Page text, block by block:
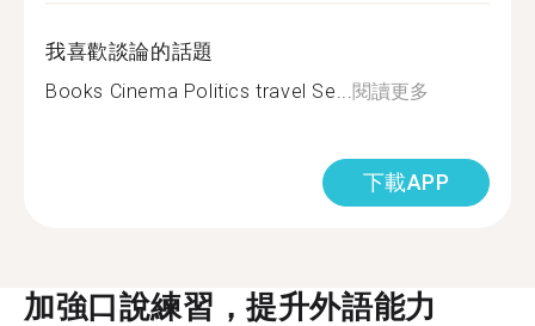
我喜歡談論的話題
Books Cinema Politics travel Se... 閱讀更多
下載APP
加強口說練習，提升外語能力